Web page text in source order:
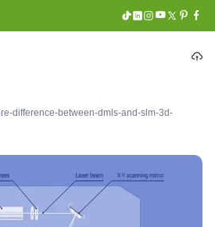
difference-between-dmls-and-slm-3d-